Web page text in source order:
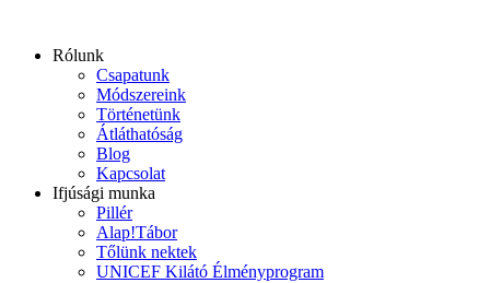
tartalomhoz
Rólunk
Csapatunk
Módszereink
Történetünk
Átláthatóság
Blog
Kapcsolat
Ifjúsági munka
Pillér
Alap!Tábor
Tőlünk nektek
UNICEF Kilátó Élményprogram